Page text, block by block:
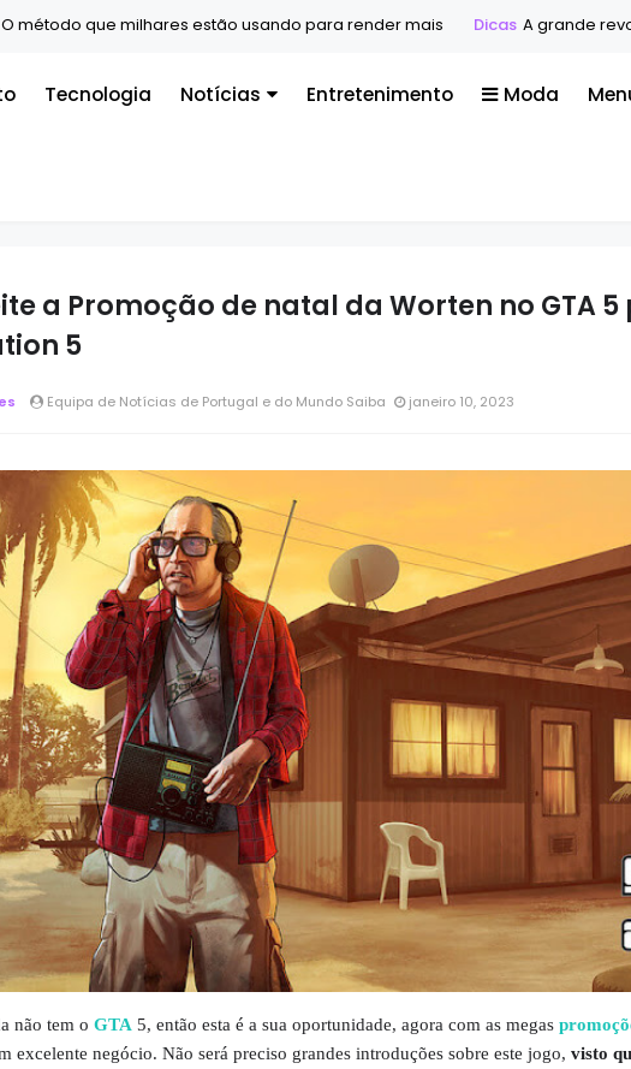
que milhares estão usando para render mais Dicas A grande
Tecnologia Notícias Entretenimento Moda
a Promoção de natal da Worten no GTA 5
5
Equipa de Notícias de Portugal e do Mundo Saiba janeiro 10, 2023
não tem o GTA 5, então esta é a sua oportunidade, agora com as megas
excelente negócio. Não será preciso grandes introduções sobre este jogo, visto